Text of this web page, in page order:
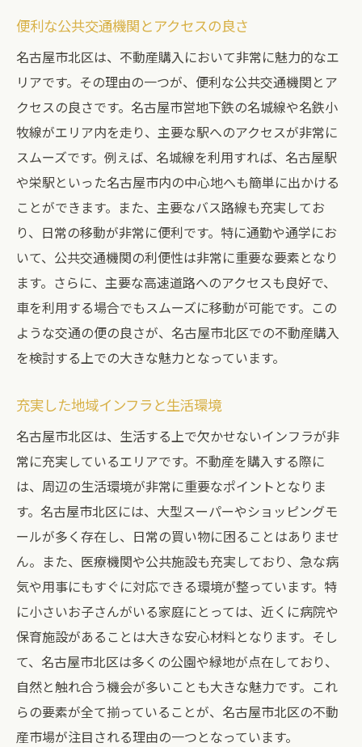
初心者にも優しい不動産取引のサポート
バラエティに富んだ物件の選択肢
資産価値の維持と将来の投資効果
住みやすさと快適さを兼ね備えた地域
地域の安全性と治安の良さ
家族向けに最適な教育環境
名古屋市北区の不動産市場動向と土地購入のポ
イント
最新の不動産市場トレンド
需要と供給のバランス
土地価格の変動と予測
適切なタイミングでの購入戦略
購入前に知っておくべき重要な情報
建築条件付き土地で理想の住まいを実現するス
テップ
理想の土地を見つけるためのリサーチ方法
建築条件の確認と理解
建築会社との協力と計画の立て方
予算計画と資金調達のポイント
施工期間と進捗管理
完成後のフォローアップと維持管理
名古屋市北区の生活環境と建築条件付き土地の
魅力
地域の特徴と住みやすさ
周辺の商業施設と利便性
便利な公共交通機関とアクセスの良さ
名古屋市北区は、不動産購入において非常に魅力的なエ
リアです。その理由の一つが、便利な公共交通機関とア
クセスの良さです。名古屋市営地下鉄の名城線や名鉄小
牧線がエリア内を走り、主要な駅へのアクセスが非常に
スムーズです。例えば、名城線を利用すれば、名古屋駅
や栄駅といった名古屋市内の中心地へも簡単に出かける
ことができます。また、主要なバス路線も充実してお
り、日常の移動が非常に便利です。特に通勤や通学にお
いて、公共交通機関の利便性は非常に重要な要素となり
ます。さらに、主要な高速道路へのアクセスも良好で、
車を利用する場合でもスムーズに移動が可能です。この
ような交通の便の良さが、名古屋市北区での不動産購入
を検討する上での大きな魅力となっています。
充実した地域インフラと生活環境
名古屋市北区は、生活する上で欠かせないインフラが非
常に充実しているエリアです。不動産を購入する際に
は、周辺の生活環境が非常に重要なポイントとなりま
す。名古屋市北区には、大型スーパーやショッピングモ
ールが多く存在し、日常の買い物に困ることはありませ
ん。また、医療機関や公共施設も充実しており、急な病
気や用事にもすぐに対応できる環境が整っています。特
に小さいお子さんがいる家庭にとっては、近くに病院や
保育施設があることは大きな安心材料となります。そし
て、名古屋市北区は多くの公園や緑地が点在しており、
自然と触れ合う機会が多いことも大きな魅力です。これ
らの要素が全て揃っていることが、名古屋市北区の不動
産市場が注目される理由の一つとなっています。